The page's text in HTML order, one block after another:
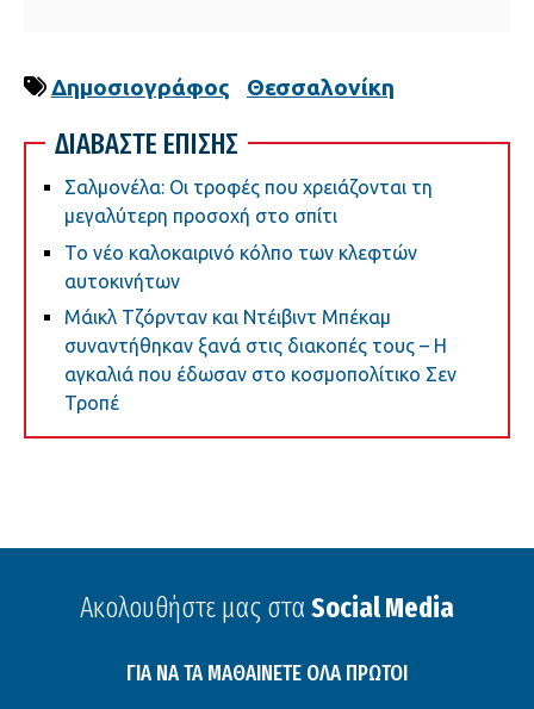
Δημοσιογράφος Θεσσαλονίκη
ΔΙΑΒΑΣΤΕ ΕΠΙΣΗΣ
Σαλμονέλα: Οι τροφές που χρειάζονται τη
μεγαλύτερη προσοχή στο σπίτι
Το νέο καλοκαιρινό κόλπο των κλεφτών
αυτοκινήτων
Μάικλ Τζόρνταν και Ντέιβιντ Μπέκαμ
συναντήθηκαν ξανά στις διακοπές τους – Η
αγκαλιά που έδωσαν στο κοσμοπολίτικο Σεν
Τροπέ
Ακολουθήστε μας στα Social Media
ΓΙΑ ΝΑ ΤΑ ΜΑΘΑΙΝΕΤΕ ΟΛΑ ΠΡΩΤΟΙ